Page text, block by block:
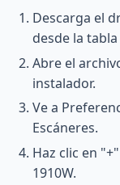
Descarga el
desde la
Abre el
instalador.
Ve a
Escáneres.
Haz clic en
1910W.